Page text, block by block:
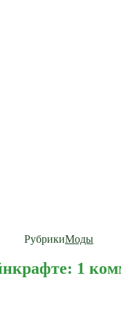
РубрикиМоды
1